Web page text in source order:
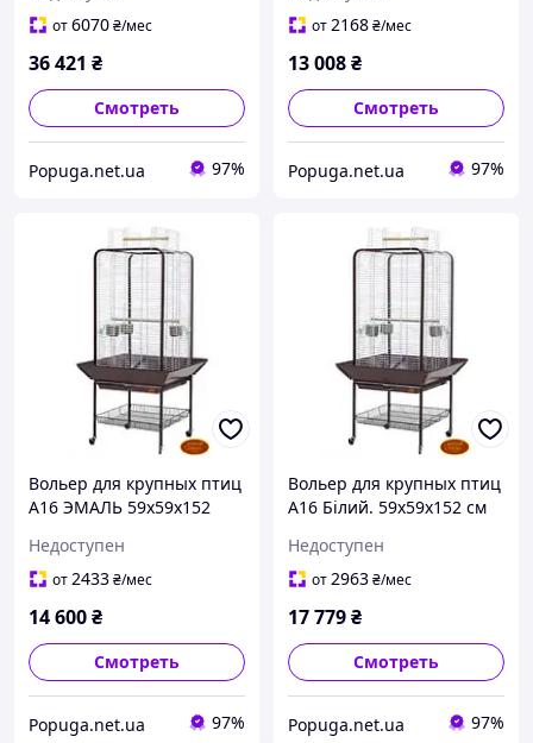
от6070₴/мес
36 421 ₴
Смотреть
Popuga.net.ua 97%
от2168₴/мес
13 008₴
Смотреть
Popuga.net.ua 97%
Вольер для крупных птиц
А16 ЭМАЛЬ 59х59х152
Недоступен
от2433₴/мес
14 600₴
Смотреть
Popuga.net.ua 97%
Вольер для крупных птиц
А16 Білий. 59х59х152 см
Недоступен
от2963₴/мес
17 779₴
Смотреть
Popuga.net.ua 97%